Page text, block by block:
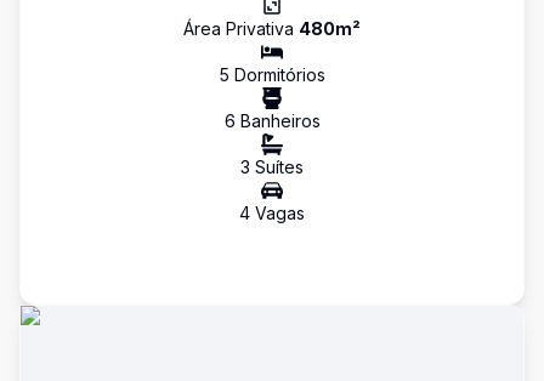
Área Privativa 480m²
5 Dormitórios
6 Banheiros
3 Suítes
4 Vagas